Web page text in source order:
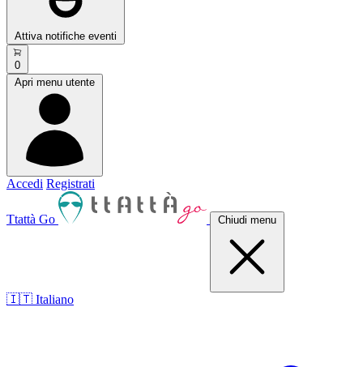
Attiva notifiche eventi
0
Apri menu utente
Accedi Registrati
Ttattà Go Chiudi menu
🇮🇹 Italiano